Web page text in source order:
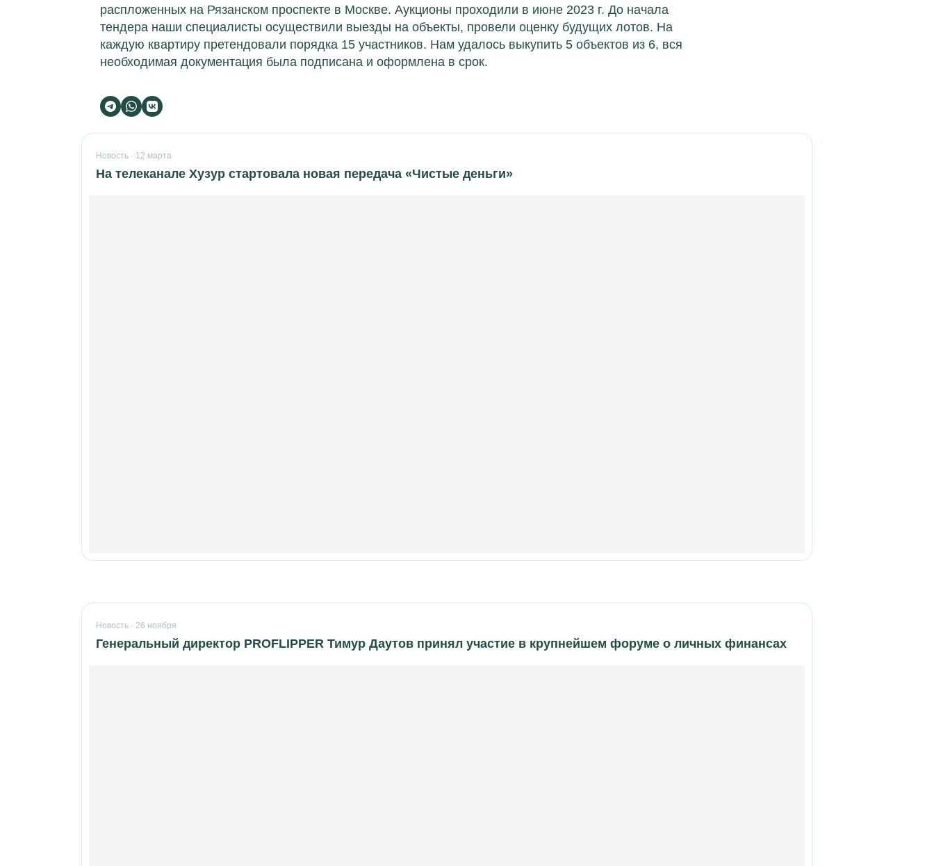
распложенных на Рязанском проспекте в Москве. Аукционы проходили в июне 2023 г. До начала
тендера наши специалисты осуществили выезды на объекты, провели оценку будущих лотов. На
каждую квартиру претендовали порядка 15 участников. Нам удалось выкупить 5 объектов из 6, вся
необходимая документация была подписана и оформлена в срок.
Новость · 12 марта
На телеканале Хузур стартовала новая передача «Чистые деньги»
Новость · 26 ноября
Генеральный директор PROFLIPPER Тимур Даутов принял участие в крупнейшем форуме о личных финансах